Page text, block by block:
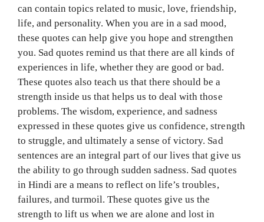
can contain topics related to music, love, friendship,
life, and personality. When you are in a sad mood,
these quotes can help give you hope and strengthen
you. Sad quotes remind us that there are all kinds of
experiences in life, whether they are good or bad.
These quotes also teach us that there should be a
strength inside us that helps us to deal with those
problems. The wisdom, experience, and sadness
expressed in these quotes give us confidence, strength
to struggle, and ultimately a sense of victory. Sad
sentences are an integral part of our lives that give us
the ability to go through sudden sadness. Sad quotes
in Hindi are a means to reflect on life’s troubles,
failures, and turmoil. These quotes give us the
strength to lift us when we are alone and lost in